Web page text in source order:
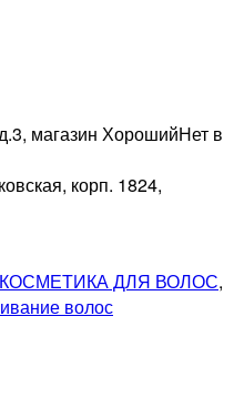
магазин ХорошийНет в
корп. 1824,
КОСМЕТИКА ДЛЯ ВОЛОС,
волос